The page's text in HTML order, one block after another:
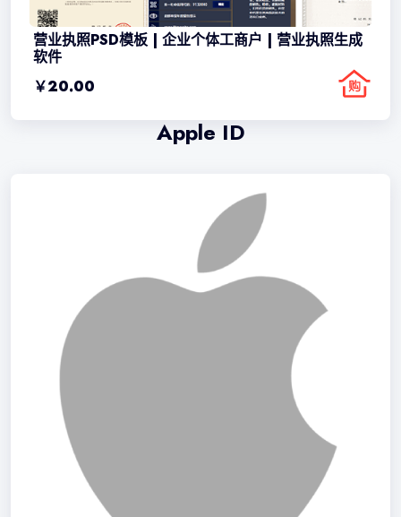
营业执照PSD模板 | 企业个体工商户 | 营业执照生成
软件
￥20.00
Apple ID